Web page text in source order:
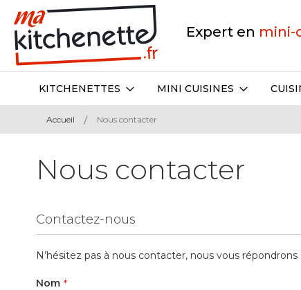
Expert en mini-
KITCHENETTES MINI CUISINES
Accueil Nous contacter
Nous contacter
Contactez-nous
N’hésitez pas à nous contacter, nous vous répondrons
Nom